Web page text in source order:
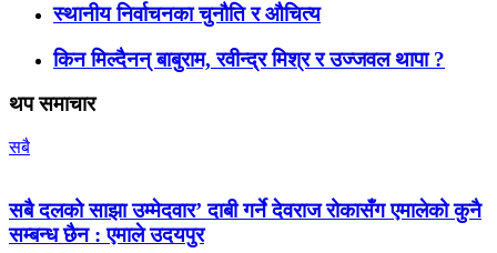
स्थानीय निर्वाचनका चुनौति र औचित्य
किन मिल्दैनन् बाबुराम, रवीन्द्र मिश्र र उज्जवल थापा ?
थप समाचार
सबै
सबै दलको साझा उम्मेदवार’ दाबी गर्ने देवराज रोकासँग एमालेको कुनै
सम्बन्ध छैन : एमाले उदयपुर